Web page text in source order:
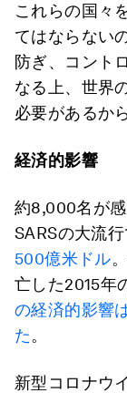
これらの国々
てはならない
防ぎ、コント
なる上、世界
必要があるか
経済的影響
約8,000名が
SARSの大流
500億米ドル
亡した2015年
の経済的影響
た。
新型コロナウ